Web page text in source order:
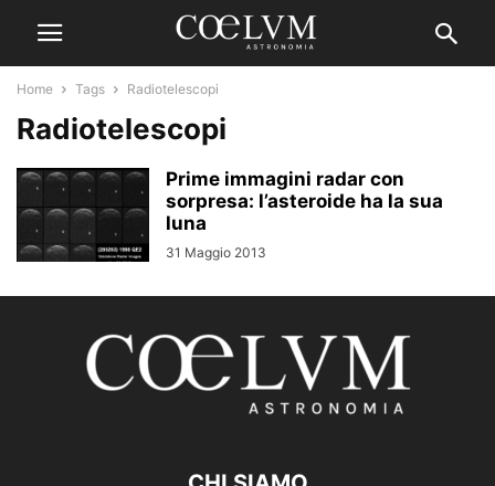
Home Tags Radiotelescopi
Radiotelescopi
Prime immagini radar con
sorpresa: l’asteroide ha la sua
luna
31 Maggio 2013